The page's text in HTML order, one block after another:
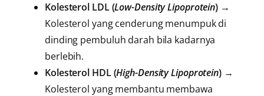
Kolesterol LDL (Low-Density Lipoprotein) →
Kolesterol yang cenderung menumpuk di
dinding pembuluh darah bila kadarnya
berlebih.
Kolesterol HDL (High-Density Lipoprotein)→
Kolesterol yang membantu membawa